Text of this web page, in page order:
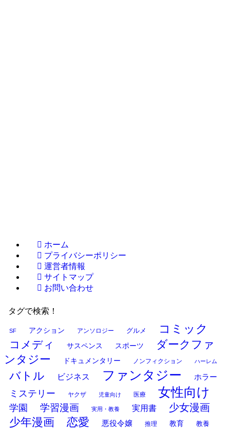
ホーム
プライバシーポリシー
運営者情報
サイトマップ
お問い合わせ
タグで検索！
SF アクション アンソロジー グルメ コミック
コメディ サスペンス スポーツ
ダークファ
ンタジー
ドキュメンタリー ノンフィクション ハーレム
バトル ビジネス ファンタジー ホラー
ミステリー ヤクザ 児童向け 医療 女性向け
学園 学習漫画 実用・教養 実用書 少女漫画
少年漫画 恋愛 悪役令嬢 推理 教育 教養